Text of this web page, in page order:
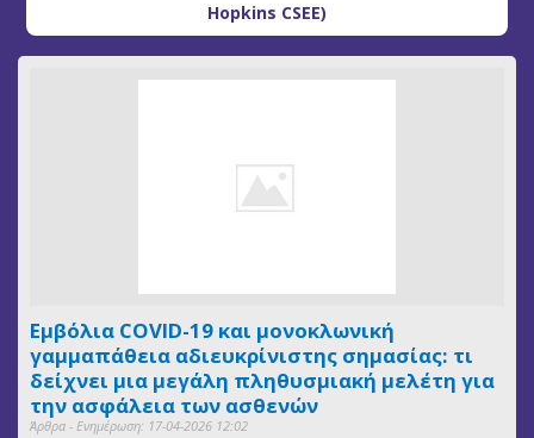
Hopkins CSEE)
Εμβόλια COVID-19 και μονοκλωνική
γαμμαπάθεια αδιευκρίνιστης σημασίας: τι
δείχνει μια μεγάλη πληθυσμιακή μελέτη για
την ασφάλεια των ασθενών
Άρθρα - Ενημέρωση: 17-04-2026 12:02